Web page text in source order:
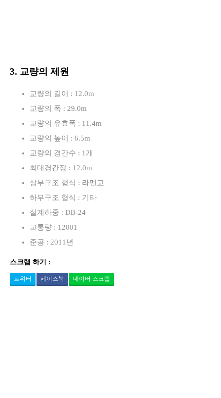
3. 교량의 제원
교량의 길이 : 12.0m
교량의 폭 : 29.0m
교량의 유효폭 : 11.4m
교량의 높이 : 6.5m
교량의 경간수 : 1개
최대경간장 : 12.0m
상부구조 형식 : 라멘교
하부구조 형식 : 기타
설계하중 : DB-24
교통량 : 12001
준공 : 2011년
스크랩 하기 :
트위터 페이스북 네이버 스크랩